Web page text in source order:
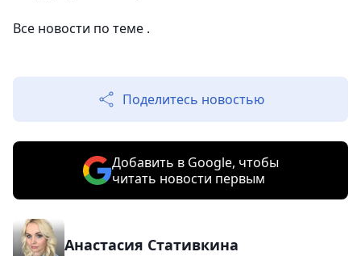
Все новости по теме .
Поделитесь новостью
Добавить в Google, чтобы
читать новости первым
Анастасия Стативкина